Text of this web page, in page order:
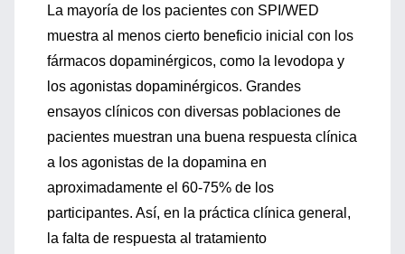
La mayoría de los pacientes con SPI/WED
muestra al menos cierto beneficio inicial con los
fármacos dopaminérgicos, como la levodopa y
los agonistas dopaminérgicos. Grandes
ensayos clínicos con diversas poblaciones de
pacientes muestran una buena respuesta clínica
a los agonistas de la dopamina en
aproximadamente el 60-75% de los
participantes. Así, en la práctica clínica general,
la falta de respuesta al tratamiento